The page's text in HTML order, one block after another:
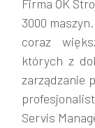
Firma OK
3000
coraz
których z
zarządzanie
Servis